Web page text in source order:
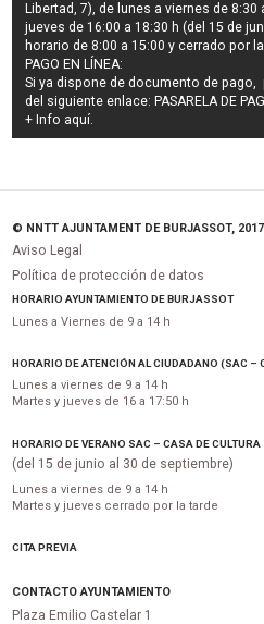
Libertad, 7), de lunes a viernes de
jueves de 16:00 a 18:30 h (del 15 de
horario de 8:00 a 15:00 y cerrado por
PAGO EN LÍNEA:
Si ya dispone de documento de
del siguiente enlace: PASARELA DE
+ Info aquí.
© NNTT AJUNTAMENT DE BURJASSOT, 2017
Aviso Legal
Política de protección de datos
HORARIO AYUNTAMIENTO DE BURJASSOT
Lunes a Viernes de 9 a 14 h
HORARIO DE ATENCIÓN AL CIUDADANO (SAC –
Lunes a viernes de 9 a 14 h
Martes y jueves de 16 a 17:50 h
HORARIO DE VERANO SAC – CASA DE CULTURA
(del 15 de junio al 30 de septiembre)
Lunes a viernes de 9 a 14 h
Martes y jueves cerrado por la tarde
CITA PREVIA
CONTACTO AYUNTAMIENTO
Plaza Emilio Castelar 1